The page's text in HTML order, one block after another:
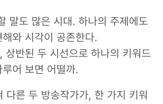
말도 많은 시대. 하나의 주제에도
해와 시각이 공존한다.
상반된 두 시선으로 하나의 키워드
루어 보면 어떨까.
다른 두 방송작가가, 한 가지 키워